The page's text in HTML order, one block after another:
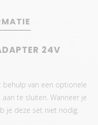
24V
van een optionele
te sluiten. Wanneer je
je deze set niet nodig.